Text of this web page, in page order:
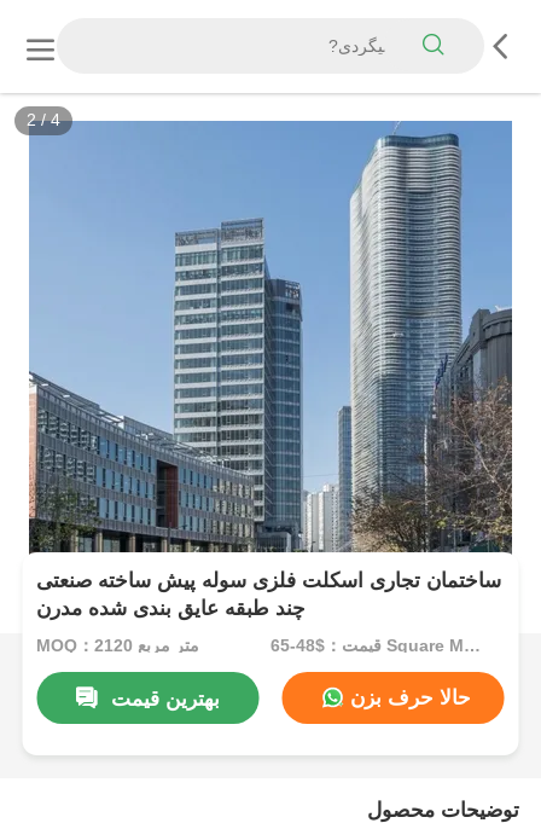
2/4
ساختمان تجاری اسکلت فلزی سوله پیش ساخته صنعتی
چند طبقه عایق بندی شده مدرن
MOQ：2120 متر مربع قیمت：$48-65 Square Meters
بهترین قیمت حالا حرف بزن
توضیحات محصول